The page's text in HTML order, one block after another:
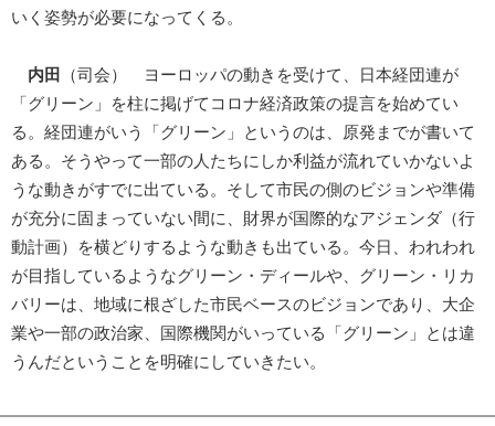
いく姿勢が必要になってくる。
内田
（司会） ヨーロッパの動きを受けて、日本経団連が
「グリーン」を柱に掲げてコロナ経済政策の提言を始めてい
る。経団連がいう「グリーン」というのは、原発までが書いて
ある。そうやって一部の人たちにしか利益が流れていかないよ
うな動きがすでに出ている。そして市民の側のビジョンや準備
が充分に固まっていない間に、財界が国際的なアジェンダ（行
動計画）を横どりするような動きも出ている。今日、われわれ
が目指しているようなグリーン・ディールや、グリーン・リカ
バリーは、地域に根ざした市民ベースのビジョンであり、大企
業や一部の政治家、国際機関がいっている「グリーン」とは違
うんだということを明確にしていきたい。